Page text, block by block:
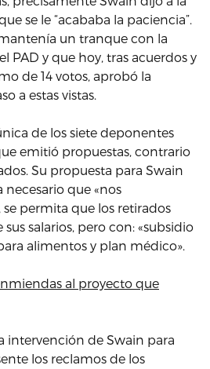
se le “acababa la paciencia”.
un tranque con la
PAD y que hoy, tras acuerdos y
de 14 votos, aprobó la
a estas vistas.
de los siete deponentes
emitió propuestas, contrario
Su propuesta para Swain
necesario que «nos
permita que los retirados
salarios, pero con: «subsidio
alimentos y plan médico».
al proyecto que
intervención de Swain para
los reclamos de los